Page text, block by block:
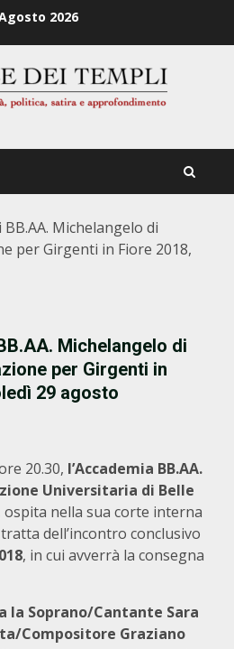
2026
BB.AA. Michelangelo di
per Girgenti in Fiore 2018,
Michelangelo di
per Girgenti in
29 agosto
20.30, l’Accademia BB.AA.
Universitaria di Belle
ospita nella sua corte interna
dell’incontro conclusivo
, in cui avverrà la consegna
la Soprano/Cantante Sara
Compositore Graziano